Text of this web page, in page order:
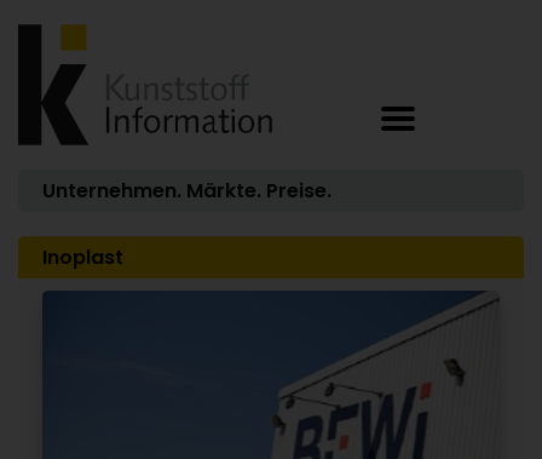
Unternehmen. Märkte. Preise.
Inoplast